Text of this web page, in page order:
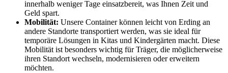
innerhalb weniger Tage einsatzbereit, was Ihnen Zeit und
Geld spart.
Mobilität: Unsere Container können leicht von Erding an
andere Standorte transportiert werden, was sie ideal für
temporäre Lösungen in Kitas und Kindergärten macht. Diese
Mobilität ist besonders wichtig für Träger, die möglicherweise
ihren Standort wechseln, modernisieren oder erweitern
möchten.